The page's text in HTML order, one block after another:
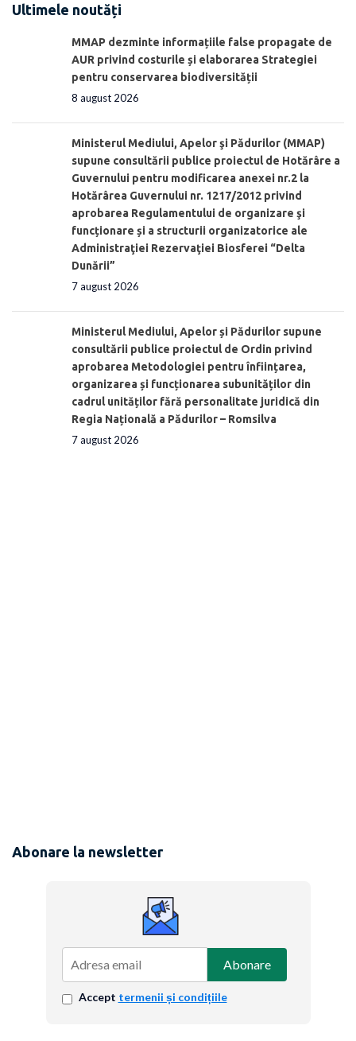
Ultimele noutăți
MMAP dezminte informațiile false propagate de
AUR privind costurile și elaborarea Strategiei
pentru conservarea biodiversității
8 august 2026
Ministerul Mediului, Apelor şi Pădurilor (MMAP)
supune consultării publice proiectul de Hotărâre a
Guvernului pentru modificarea anexei nr.2 la
Hotărârea Guvernului nr. 1217/2012 privind
aprobarea Regulamentului de organizare şi
funcționare și a structurii organizatorice ale
Administraţiei Rezervaţiei Biosferei “Delta
Dunării”
7 august 2026
Ministerul Mediului, Apelor și Pădurilor supune
consultării publice proiectul de Ordin privind
aprobarea Metodologiei pentru înființarea,
organizarea și funcționarea subunităților din
cadrul unităților fără personalitate juridică din
Regia Națională a Pădurilor – Romsilva
7 august 2026
Abonare la newsletter
Abonare
Accept termenii și condițiile